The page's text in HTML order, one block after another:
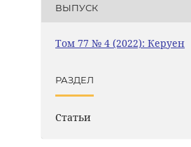
ВЫПУСК
Том 77 № 4 (2022): Керуен
РАЗДЕЛ
Статьи